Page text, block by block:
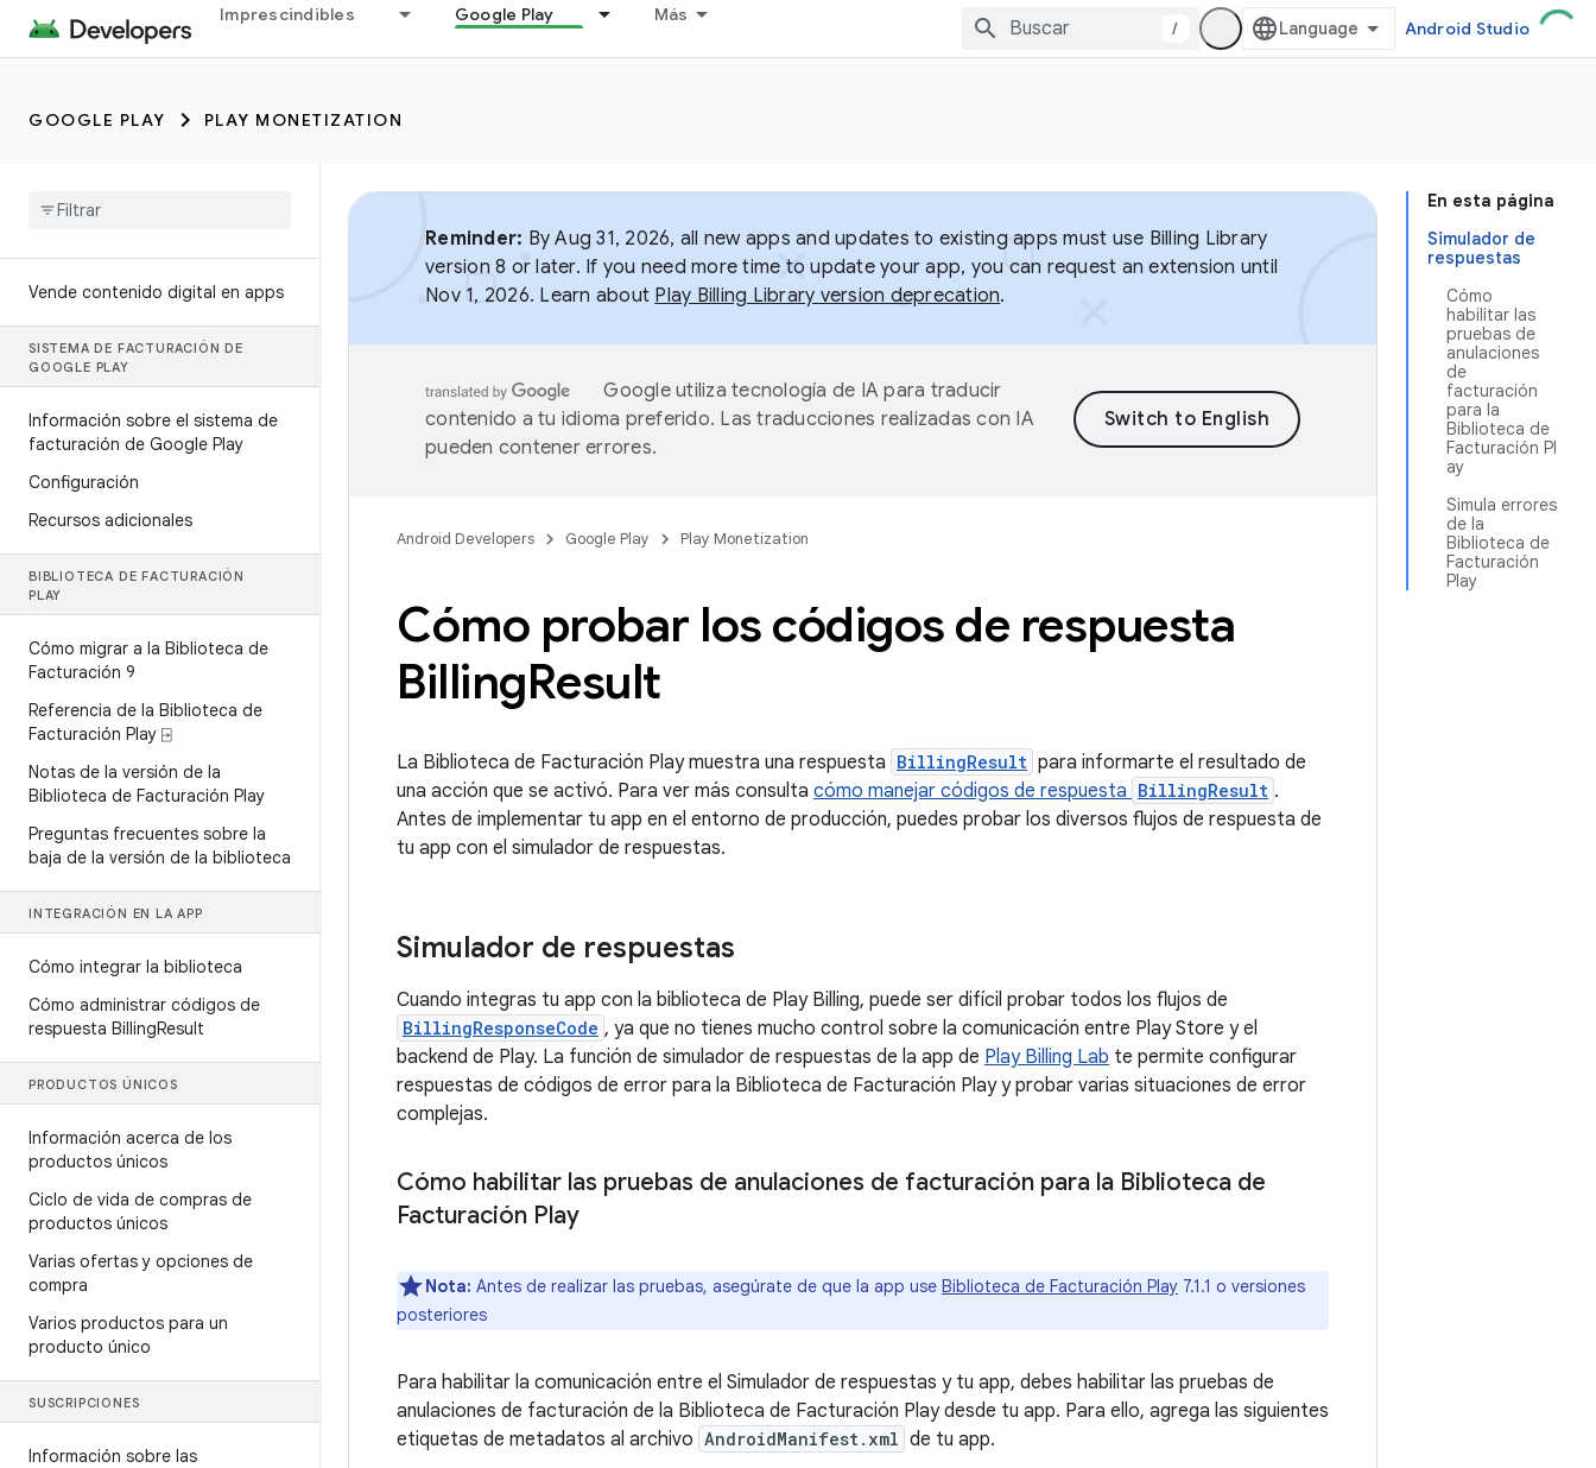
Imprescindibles Google Play Más
/ Android Studio
GOOGLE PLAY PLAY MONETIZATION
Vende contenido digital en apps
SISTEMA DE FACTURACIÓN DE
GOOGLE PLAY
Información sobre el sistema de
facturación de Google Play
Configuración
Recursos adicionales
BIBLIOTECA DE FACTURACIÓN
PLAY
Cómo migrar a la Biblioteca de
Facturación 9
Referencia de la Biblioteca de
Facturación Play ⍈
Notas de la versión de la
Biblioteca de Facturación Play
Preguntas frecuentes sobre la
baja de la versión de la biblioteca
INTEGRACIÓN EN LA APP
Cómo integrar la biblioteca
Cómo administrar códigos de
respuesta BillingResult
PRODUCTOS ÚNICOS
Información acerca de los
productos únicos
Ciclo de vida de compras de
productos únicos
Varias ofertas y opciones de
compra
Varios productos para un
producto único
SUSCRIPCIONES
Información sobre las
En esta página
Simulador de
respuestas
Cómo
habilitar las
pruebas de
anulaciones
de
facturación
para la
Biblioteca de
Facturación Pl
ay
Simula errores
de la
Biblioteca de
Facturación
Play
Reminder: By Aug 31, 2026, all new apps and updates to existing apps must use Billing Library
version 8 or later. If you need more time to update your app, you can request an extension until
Nov 1, 2026. Learn about Play Billing Library version deprecation.
Google utiliza tecnología de IA para traducir
contenido a tu idioma preferido. Las traducciones realizadas con IA
pueden contener errores.
Android Developers Google Play Play Monetization
Cómo probar los códigos de respuesta
BillingResult
La Biblioteca de Facturación Play muestra una respuesta BillingResult para informarte el resultado de
una acción que se activó. Para ver más consulta cómo manejar códigos de respuesta BillingResult .
Antes de implementar tu app en el entorno de producción, puedes probar los diversos flujos de respuesta de
tu app con el simulador de respuestas.
Simulador de respuestas
Cuando integras tu app con la biblioteca de Play Billing, puede ser difícil probar todos los flujos de
BillingResponseCode , ya que no tienes mucho control sobre la comunicación entre Play Store y el
backend de Play. La función de simulador de respuestas de la app de Play Billing Lab te permite configurar
respuestas de códigos de error para la Biblioteca de Facturación Play y probar varias situaciones de error
complejas.
Cómo habilitar las pruebas de anulaciones de facturación para la Biblioteca de
Facturación Play
Nota: Antes de realizar las pruebas, asegúrate de que la app use Biblioteca de Facturación Play 7.1.1 o versiones
posteriores
Para habilitar la comunicación entre el Simulador de respuestas y tu app, debes habilitar las pruebas de
anulaciones de facturación de la Biblioteca de Facturación Play desde tu app. Para ello, agrega las siguientes
etiquetas de metadatos al archivo AndroidManifest.xml de tu app.